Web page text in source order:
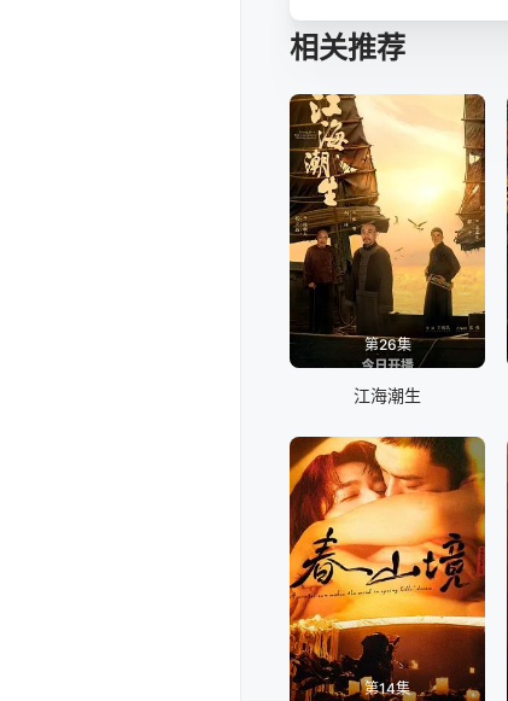
相关推荐
第26集
江海潮生
第14集